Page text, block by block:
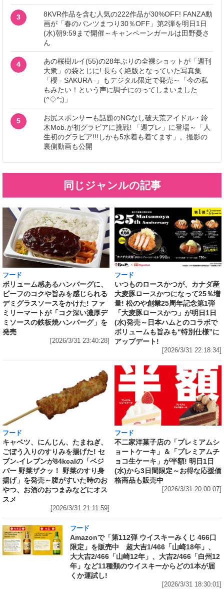
3
8KVR作品を含む人気の222作品が30%OFF! FANZA動
画が「春のパンツまつり30％OFF」第2弾を明日1日
(水)朝9:59まで開催～キャンペーンガールは田野憂さ
ん
4
あの桜樹ルイ(55)の28年ぶりの全裸ショットが「週刊
大衆」の袋とじに! 長らく絶版となっていた写真集
「櫻 - SAKURA -」もデジタル限定で発売～「今の私
もみたい！という声に調子にのってしまいました
(^◇^;)」
5
お尻スポンサーも話題のNGなし破天荒アイドル・鈴
木Mob.が初グラビアに挑戦! 「週プレ」に登場～「人
生初のグラビア!!!しかも5水着も着てます」。撮影の
裏側動画も公開
同じジャンルの記事
フード
ボリューム感あるハンバーグに、
ビーフのコクや旨みを感じられる
デミグラスソースをかけた! ファ
ミリーマートが「コク深い濃厚デ
ミソースの鉄板焼ハンバーグ」を
発売
[2026/3/31 23:40:28]
フード
いつものロースかつが、カナダ産
大麦豚ロースかつになって25％増
量! 松のや創業25周年記念第1弾
「大麦豚ロースかつ」が明日1日
(水)発売～日本ハムとのコラボで
ボリュームも旨みも“特別仕様”に
アップデート!
[2026/3/31 22:18:34]
フード
キャベツ、にんじん、たまねぎ、
ごぼう入りのすりみを揚げた! セ
ブン‐イレブンが84kcalの「ベジ
バー 野菜ザクッ！ 野菜のすり身
揚げ」を発売～腹がすいた時のお
やつ、お酒のおつまみなどにオス
スメ
[2026/3/31 21:11:59]
フード
不二家洋菓子店の「プレミアムシ
ョートケーキ」＆「プレミアムチ
ョコ生ケーキ」が半額! 明日1日
(水)から3日間限定～お得な応援価
格商品も販売中
[2026/3/31 20:00:07]
フード
Amazonで「第112弾 ウイスキーみくじ 466口
限定」を販売中 超大吉1/466「山崎18年」、
大大吉2/466「山崎12年」、大吉2/466「白州12
年」など11種類のウイスキーからどの1本が届
くか運試し!
[2026/3/31 18:30:01]